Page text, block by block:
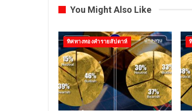
You Might Also Like
ทิศทางทองคำรายสัปดาห์